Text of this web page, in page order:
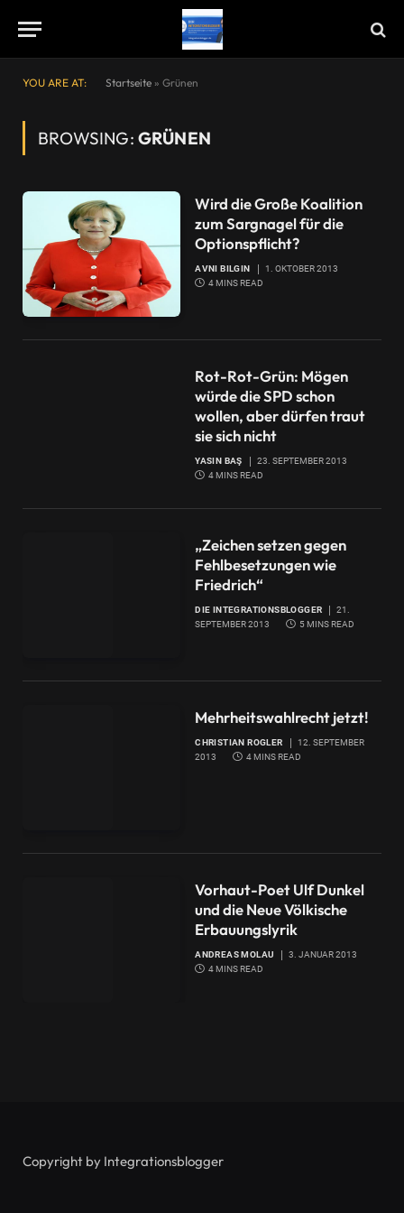
YOU ARE AT: Startseite » Grünen
BROWSING: GRÜNEN
Wird die Große Koalition
zum Sargnagel für die
Optionspflicht?
AVNI BILGIN
1. OKTOBER 2013
4 MINS READ
Rot-Rot-Grün: Mögen
würde die SPD schon
wollen, aber dürfen traut
sie sich nicht
YASIN BAŞ
23. SEPTEMBER 2013
4 MINS READ
„Zeichen setzen gegen
Fehlbesetzungen wie
Friedrich“
DIE INTEGRATIONSBLOGGER
21.
SEPTEMBER 2013
5 MINS READ
Mehrheitswahlrecht jetzt!
CHRISTIAN ROGLER
12. SEPTEMBER
2013
4 MINS READ
Vorhaut-Poet Ulf Dunkel
und die Neue Völkische
Erbauungslyrik
ANDREAS MOLAU
3. JANUAR 2013
4 MINS READ
Copyright by Integrationsblogger